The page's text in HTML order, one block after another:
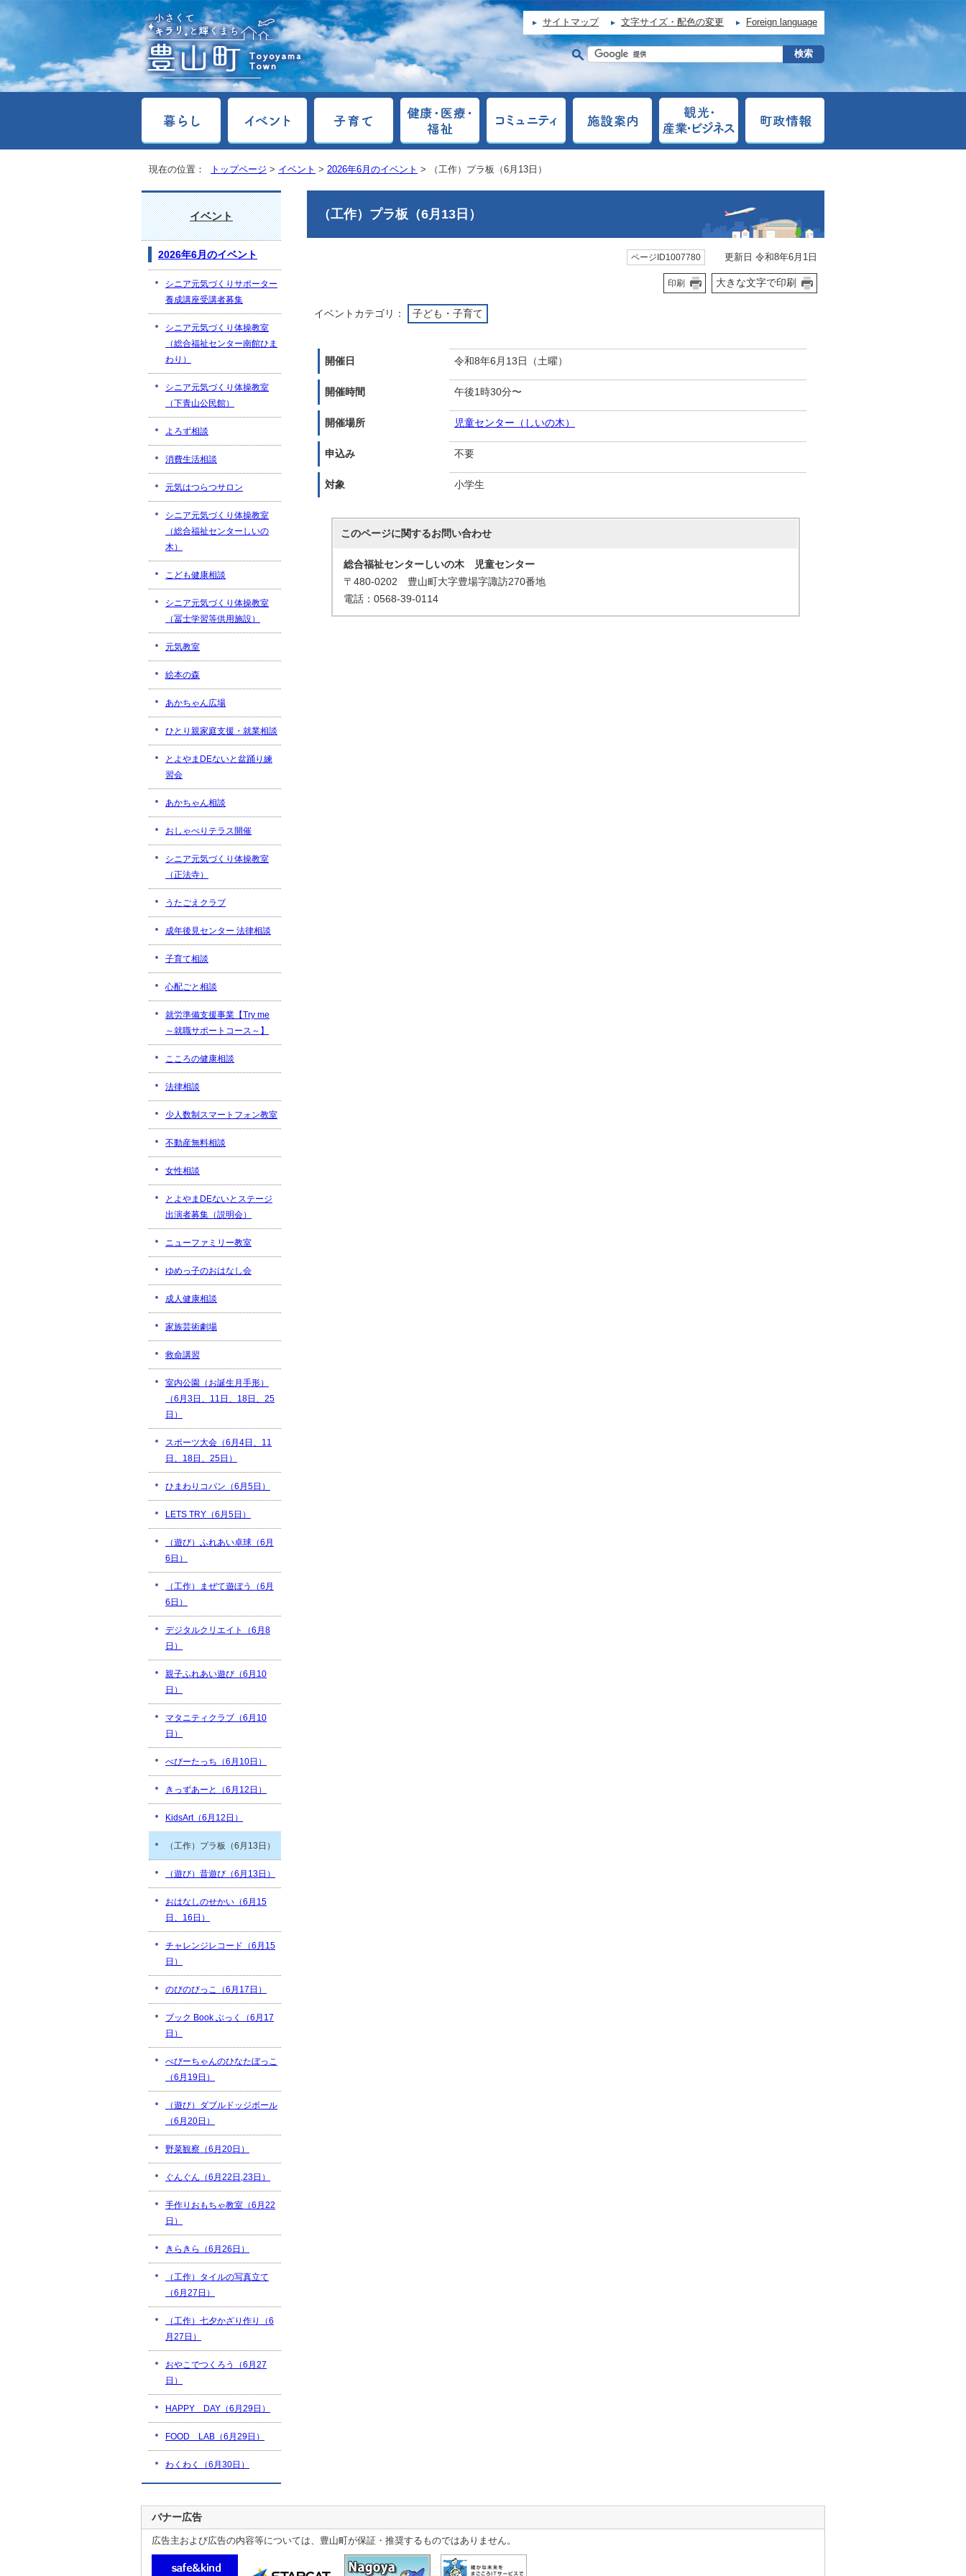
サイトマップ 文字サイズ・配色の変更 Foreign language
現在の位置： トップページ > イベント > 2026年6月のイベント > （工作）プラ板（6月13日）
（工作）プラ板（6月13日）
ページID1007780 更新日 令和8年6月1日
印刷 大きな文字で印刷
イベントカテゴリ： 子ども・子育て
開催日 令和8年6月13日（土曜）
開催時間 午後1時30分〜
開催場所 児童センター（しいの木）
申込み 不要
対象 小学生
このページに関するお問い合わせ
総合福祉センターしいの木 児童センター
〒480-0202 豊山町大字豊場字諏訪270番地
電話：0568-39-0114
イベント
2026年6月のイベント
シニア元気づくりサポーター
養成講座受講者募集
シニア元気づくり体操教室
（総合福祉センター南館ひま
わり）
シニア元気づくり体操教室
（下青山公民館）
よろず相談
消費生活相談
元気はつらつサロン
シニア元気づくり体操教室
（総合福祉センターしいの
木）
こども健康相談
シニア元気づくり体操教室
（冨士学習等供用施設）
元気教室
絵本の森
あかちゃん広場
ひとり親家庭支援・就業相談
とよやまDEないと盆踊り練
習会
あかちゃん相談
おしゃべりテラス開催
シニア元気づくり体操教室
（正法寺）
うたごえクラブ
成年後見センター 法律相談
子育て相談
心配ごと相談
就労準備支援事業【Try me
～就職サポートコース～】
こころの健康相談
法律相談
少人数制スマートフォン教室
不動産無料相談
女性相談
とよやまDEないとステージ
出演者募集（説明会）
ニューファミリー教室
ゆめっ子のおはなし会
成人健康相談
家族芸術劇場
救命講習
室内公園（お誕生月手形）
（6月3日、11日、18日、25
日）
スポーツ大会（6月4日、11
日、18日、25日）
ひまわりコパン（6月5日）
LETS TRY（6月5日）
（遊び）ふれあい卓球（6月
6日）
（工作）まぜて遊ぼう（6月
6日）
デジタルクリエイト（6月8
日）
親子ふれあい遊び（6月10
日）
マタニティクラブ（6月10
日）
べびーたっち（6月10日）
きっずあーと（6月12日）
KidsArt（6月12日）
（工作）プラ板（6月13日）
（遊び）昔遊び（6月13日）
おはなしのせかい（6月15
日、16日）
チャレンジレコード（6月15
日）
のびのびっこ（6月17日）
ブック Book ぶっく（6月17
日）
べびーちゃんのひなたぼっこ
（6月19日）
（遊び）ダブルドッジボール
（6月20日）
野菜観察（6月20日）
ぐんぐん（6月22日,23日）
手作りおもちゃ教室（6月22
日）
きらきら（6月26日）
（工作）タイルの写真立て
（6月27日）
（工作）七夕かざり作り（6
月27日）
おやこでつくろう（6月27
日）
HAPPY DAY（6月29日）
FOOD LAB（6月29日）
わくわく（6月30日）
バナー広告
広告主および広告の内容等については、豊山町が保証・推奨するものではありません。